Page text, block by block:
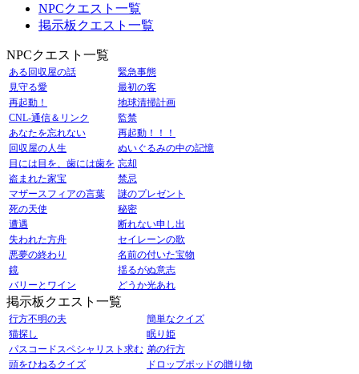
NPCクエスト一覧
掲示板クエスト一覧
NPCクエスト一覧
ある回収屋の話
緊急事態
見守る愛
最初の客
再起動！
地球清掃計画
CNL-通信＆リンク
監禁
あなたを忘れない
再起動！！！
回収屋の人生
ぬいぐるみの中の記憶
目には目を、歯には歯を 忘却
盗まれた家宝
禁忌
マザースフィアの言葉
謎のプレゼント
死の天使
秘密
遭遇
断れない申し出
失われた方舟
セイレーンの歌
悪夢の終わり
名前の付いた宝物
鏡
揺るがぬ意志
バリーとワイン
どうか光あれ
掲示板クエスト一覧
行方不明の夫
簡単なクイズ
猫探し
眠り姫
パスコードスペシャリスト求む 弟の行方
頭をひねるクイズ
ドロップポッドの贈り物